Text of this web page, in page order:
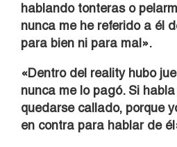
hablando tonteras o
nunca me he referido a él
para bien ni para mal».
«Dentro del reality hubo
nunca me lo pagó. Si
quedarse callado, porque
en contra para hablar de